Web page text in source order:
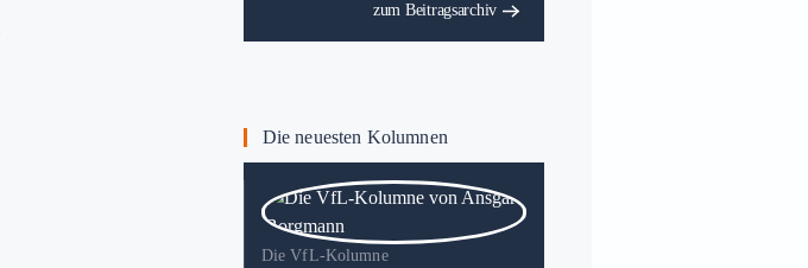
zum Beitragsarchiv
Die neuesten Kolumnen
Die VfL-Kolumne